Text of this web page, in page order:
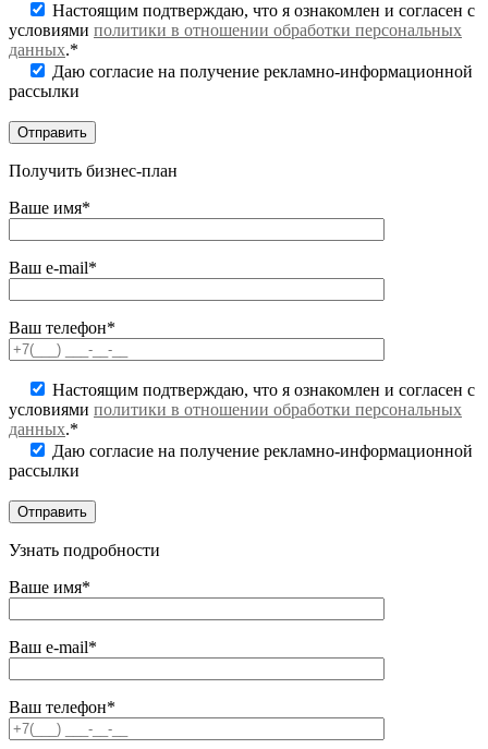
Настоящим подтверждаю, что я ознакомлен и согласен с
условиями политики в отношении обработки персональных
данных.*
Даю согласие на получение рекламно-информационной
рассылки
Получить бизнес-план
Ваше имя*
Ваш e-mail*
Ваш телефон*
Настоящим подтверждаю, что я ознакомлен и согласен с
условиями политики в отношении обработки персональных
данных.*
Даю согласие на получение рекламно-информационной
рассылки
Узнать подробности
Ваше имя*
Ваш e-mail*
Ваш телефон*